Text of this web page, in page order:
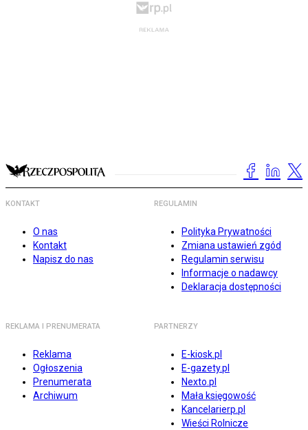
KONTAKT
O nas
Kontakt
Napisz do nas
REGULAMIN
Polityka Prywatności
Zmiana ustawień zgód
Regulamin serwisu
Informacje o nadawcy
Deklaracja dostępności
REKLAMA I PRENUMERATA
Reklama
Ogłoszenia
Prenumerata
Archiwum
PARTNERZY
E-kiosk.pl
E-gazety.pl
Nexto.pl
Mała księgowość
Kancelarierp.pl
Wieści Rolnicze